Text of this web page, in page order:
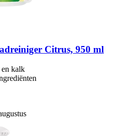
Citrus, 950 ml
kalk